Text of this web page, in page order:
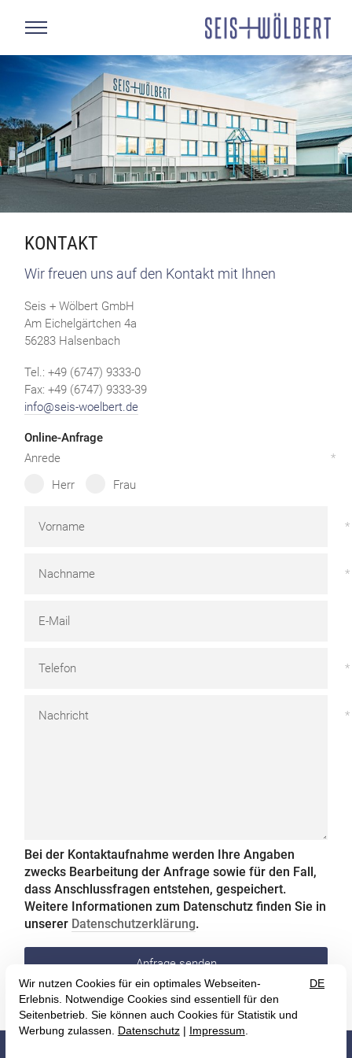
KONTAKT
Wir freuen uns auf den Kontakt mit Ihnen
Seis + Wölbert GmbH
Am Eichelgärtchen 4a
56283 Halsenbach
Tel.: +49 (6747) 9333-0
Fax: +49 (6747) 9333-39
info@seis-woelbert.de
Online-Anfrage
Anrede
Herr
Frau
Vorname
Nachname
E-Mail
Telefon
Nachricht
Bei der Kontaktaufnahme werden Ihre Angaben
zwecks Bearbeitung der Anfrage sowie für den Fall,
dass Anschlussfragen entstehen, gespeichert.
Weitere Informationen zum Datenschutz finden Sie in
unserer Datenschutzerklärung.
Anfrage senden